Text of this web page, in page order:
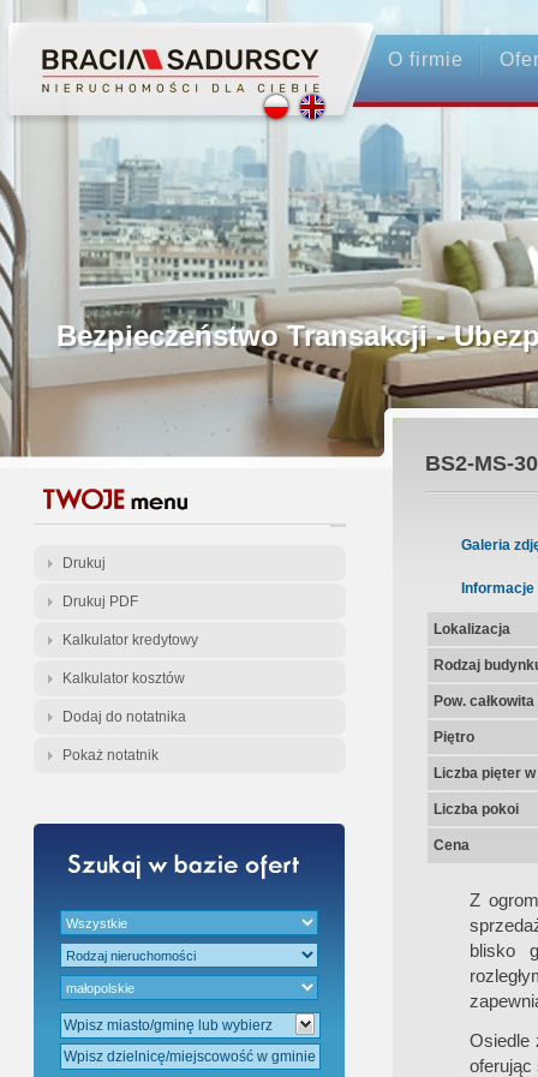
O firmie
Profesjonalne Pośrednictwo
Bezpieczeństwo Transakcji -
Licencjonowani Pośrednicy
Gwarancja Zwrotu Zadatku
Gratis - Przedwstępna Umowa
Drukuj
Drukuj PDF
Kalkulator kredytowy
Kalkulator kosztów
Dodaj do notatnika
Pokaż notatnik
BS2-MS-
Galeria
Informacje
Lokalizacja
Rodzaj
Pow.
Piętro
Liczba pięter
Liczba pokoi
Cena
Z
blisko
Osiedle
oferując